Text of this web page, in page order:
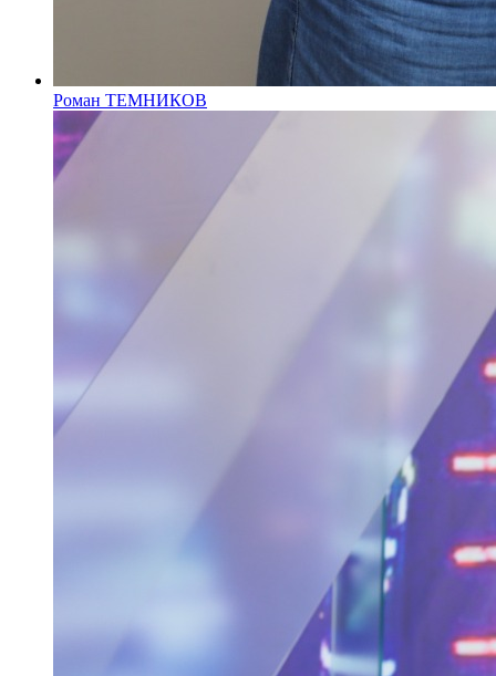
Роман ТЕМНИКОВ